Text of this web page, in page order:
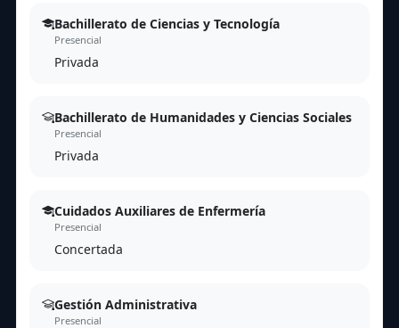
Bachillerato de Ciencias y Tecnología
Presencial
Privada
Bachillerato de Humanidades y Ciencias Sociales
Presencial
Privada
Cuidados Auxiliares de Enfermería
Presencial
Concertada
Gestión Administrativa
Presencial